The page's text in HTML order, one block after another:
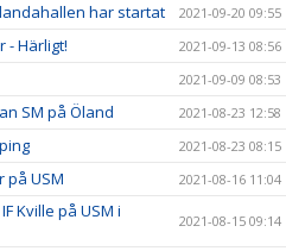
har startat 2021-09-20 09:55
- Härligt! 2021-09-13 08:56
2021-09-09 08:53
SM på Öland 2021-08-23 12:58
2021-08-23 08:15
på USM 2021-08-16 11:04
Kville på USM i
2021-08-15 09:14